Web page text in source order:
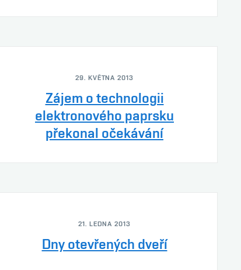
29. KVĚTNA 2013
Zájem o technologii
elektronového paprsku
překonal očekávání
21. LEDNA 2013
Dny otevřených dveří